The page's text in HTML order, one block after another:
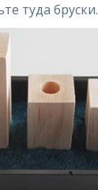
туда бруски.